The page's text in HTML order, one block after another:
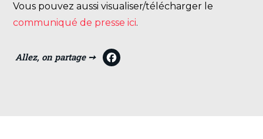
Vous pouvez aussi visualiser/télécharger le
communiqué de presse ici.